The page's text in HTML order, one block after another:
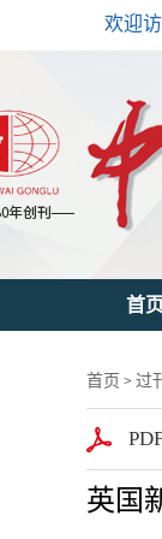
欢迎
首页
首页 > 过
英国